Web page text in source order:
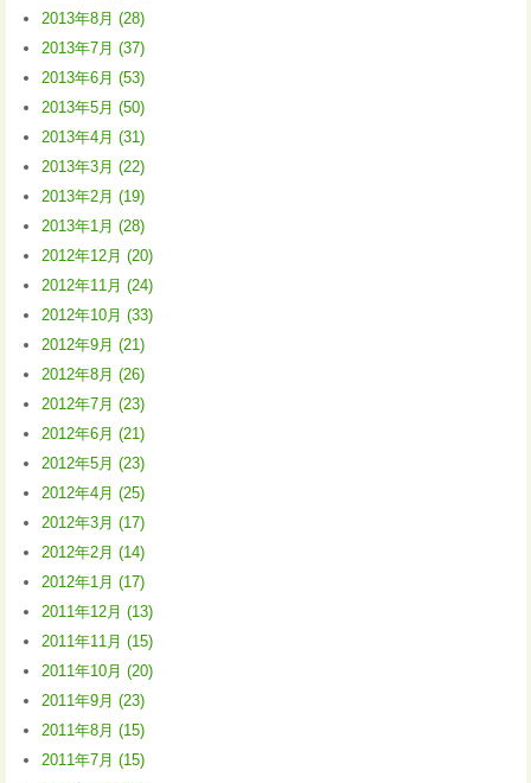
2013年8月 (28)
2013年7月 (37)
2013年6月 (53)
2013年5月 (50)
2013年4月 (31)
2013年3月 (22)
2013年2月 (19)
2013年1月 (28)
2012年12月 (20)
2012年11月 (24)
2012年10月 (33)
2012年9月 (21)
2012年8月 (26)
2012年7月 (23)
2012年6月 (21)
2012年5月 (23)
2012年4月 (25)
2012年3月 (17)
2012年2月 (14)
2012年1月 (17)
2011年12月 (13)
2011年11月 (15)
2011年10月 (20)
2011年9月 (23)
2011年8月 (15)
2011年7月 (15)